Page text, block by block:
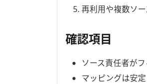
再利用や複数ソ
確認項目
ソース責任者が
マッピングは安